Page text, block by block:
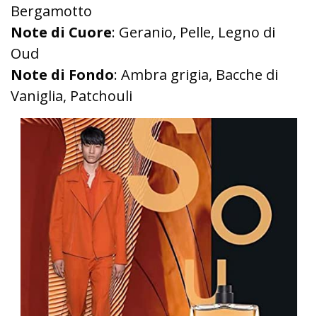
Bergamotto
Note di Cuore: Geranio, Pelle, Legno di
Oud
Note di Fondo: Ambra grigia, Bacche di
Vaniglia, Patchouli